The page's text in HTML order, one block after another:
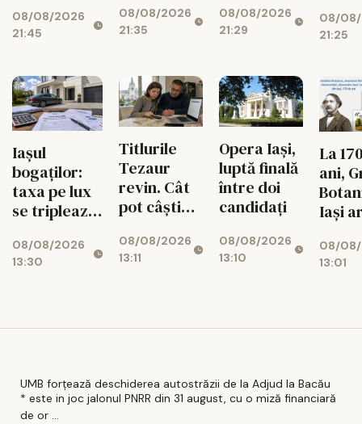
la Bacău
08/08/2026
21:45
imobiliare
intră din
circuit
08/08/2026
21:35
08/08/2026
21:29
08/
21:25
Iașul
bogaților:
taxa pe lux
se triplează
și mașini
08/08/2026
13:30
Titlurile
Tezaur
revin. Cât
pot câștiga
10.000 de
lei
08/08/2026
13:11
Opera Iași,
luptă finală
între doi
candidați
08/08/2026
13:10
La
ani,
Iași
08/
13:01
UMB forțează deschiderea autostrăzii de la Adjud la Bacău
* este in joc jalonul PNRR din 31 august, cu o miză financiară
de or ...